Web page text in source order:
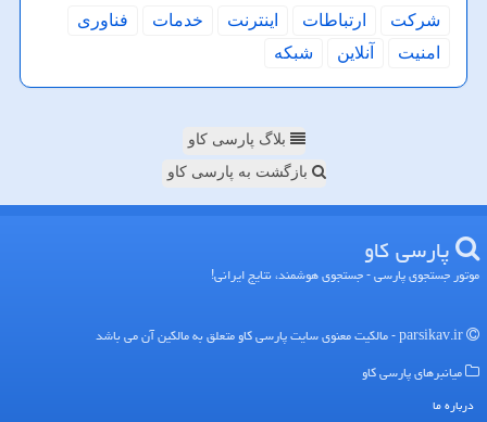
شركت ارتباطات اینترنت خدمات
فناوری
امنیت
آنلاین شبكه
بلاگ پارسی کاو
بازگشت به پارسی کاو
پارسی كاو
موتور جستجوی پارسی - جستجوی هوشمند، نتایج ایرانی!
میانبرهای پارسی كاو
درباره ما